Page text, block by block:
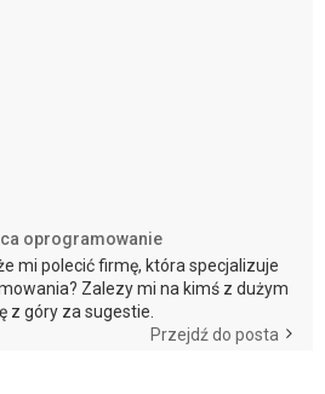
oprogramowanie
mi polecić firmę, która specjalizuje
Zalezy mi na kimś z dużym
z góry za sugestie.
Przejdź do posta